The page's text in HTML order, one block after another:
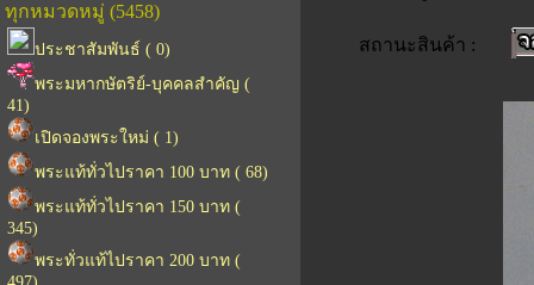
ทุกหมวดหมู่ (5458)
ประชาสัมพันธ์ ( 0)
พระมหากษัตริย์-บุคคลสำคัญ (
41)
เปิดจองพระใหม่ ( 1)
พระแท้ทั่วไปราคา 100 บาท ( 68)
พระแท้ทั่วไปราคา 150 บาท (
345)
พระทั่วแท้ไปราคา 200 บาท (
สถานะสินค้า :